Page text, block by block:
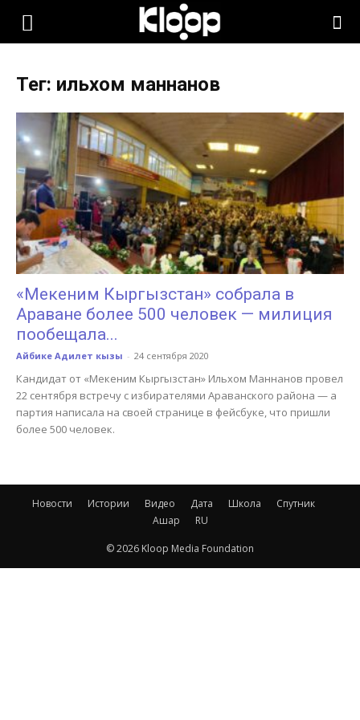
KLOOP.KG
Новости
Кыргызстана
Тег: ильхом маннанов
«Мекеним Кыргызстан» собрала в
Араване более 500 человек — милиция
пообещала...
Айбике Адилет кызы - 24 сентября 2020
Кандидат от «Мекеним Кыргызстан» Ильхом Маннанов провел
22 сентября встречу с избирателями Араванского района — а
партия написала на своей странице в фейсбуке, что пришли
более 500 человек.
Новости Истории Видео Дата Школа
Спутник
Ашар
RU
© 2026 Kloop Media Foundation